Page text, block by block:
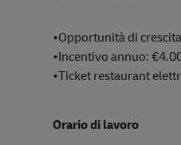
•Opportunità di
•Incentivo annuo:
•Ticket restaurant
Orario di lavoro